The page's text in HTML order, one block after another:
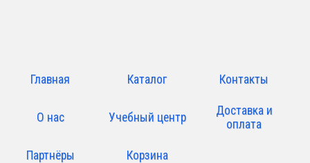
Главная Каталог Контакты
О нас Учебный центр
Доставка и
оплата
Партнёры Корзина